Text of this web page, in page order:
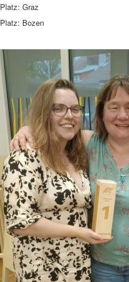
Platz: Graz
Platz: Bozen